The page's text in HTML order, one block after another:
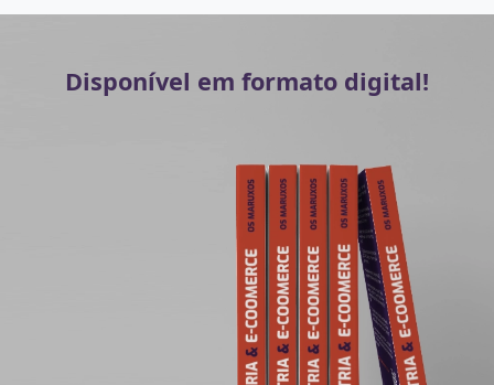
Disponível em formato digital!